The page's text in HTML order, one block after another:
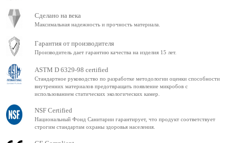
Сделано на века
Максимальная надежность и прочность материала.
Гарантия от производителя
Производитель дает гарантию качества на изделия 15 лет.
ASTM D 6329-98 certified
Стандартное руководство по разработке методологии оценки способности
внутренних материалов предотвращать появление микробов с
использованием статических экологических камер.
NSF Certified
Национальный Фонд Санитарии гарантирует, что продукт соответствует
строгим стандартам охраны здоровья населения.